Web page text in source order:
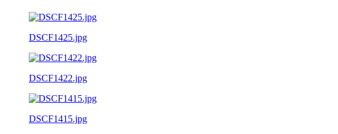
DSCF1425.jpg
DSCF1422.jpg
DSCF1415.jpg